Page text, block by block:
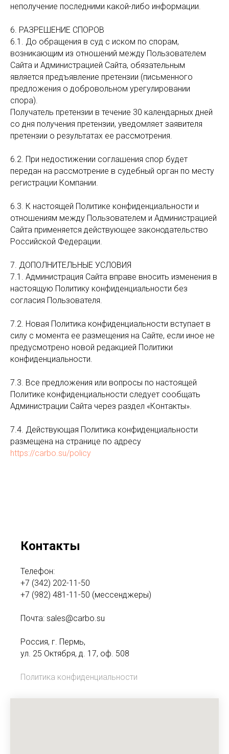
неполучение последними какой-либо информации.
6. РАЗРЕШЕНИЕ СПОРОВ
6.1. До обращения в суд с иском по спорам,
возникающим из отношений между Пользователем
Сайта и Администрацией Сайта, обязательным
является предъявление претензии (письменного
предложения о добровольном урегулировании
спора).
Получатель претензии в течение 30 календарных дней
со дня получения претензии, уведомляет заявителя
претензии о результатах ее рассмотрения.
6.2. При недостижении соглашения спор будет
передан на рассмотрение в судебный орган по месту
регистрации Компании.
6.3. К настоящей Политике конфиденциальности и
отношениям между Пользователем и Администрацией
Сайта применяется действующее законодательство
Российской Федерации.
7. ДОПОЛНИТЕЛЬНЫЕ УСЛОВИЯ
7.1. Администрация Сайта вправе вносить изменения в
настоящую Политику конфиденциальности без
согласия Пользователя.
7.2. Новая Политика конфиденциальности вступает в
силу с момента ее размещения на Сайте, если иное не
предусмотрено новой редакцией Политики
конфиденциальности.
7.3. Все предложения или вопросы по настоящей
Политике конфиденциальности следует сообщать
Администрации Сайта через раздел «Контакты».
7.4. Действующая Политика конфиденциальности
размещена на странице по адресу
https://carbo.su/policy
Контакты
Телефон:
+7 (342) 202-11-50
+7 (982) 481-11-50 (мессенджеры)
Почта: sales@carbo.su
Россия, г. Пермь,
ул. 25 Октября, д. 17, оф. 508
Политика конфиденциальности